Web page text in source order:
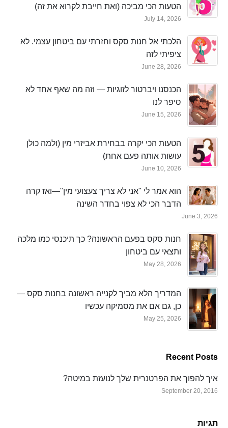
הטעות הכי מביכה (ואת חייבת לקרוא את זה)
July 14, 2026
הלכתי אל חנות סקס וחזרתי עם ביטחון עצמי. לא
ציפיתי לזה
June 28, 2026
הכנסנו ויברטור לזוגיות — וזה מה שאף אחד לא
סיפר לנו
June 15, 2026
הטעות הכי יקרה בבחירת אביזרי מין (ולמה כולן
עושות אותה פעם אחת)
June 10, 2026
הוא אמר לי "אני לא צריך צעצועי מין"—ואז קרה
הדבר הכי לא צפוי בחדר השינה
June 3, 2026
חנות סקס בפעם הראשונה? כך תיכנסי כמו מלכה
ותצאי עם ביטחון
May 28, 2026
המדריך הלא מביך לקנייה ראשונה בחנות סקס —
כן, גם אם את מסמיקה עכשיו
May 25, 2026
Recent Posts
איך להפוך את הפרטנרית שלך לנועזת במיטה?
September 20, 2016
תגיות